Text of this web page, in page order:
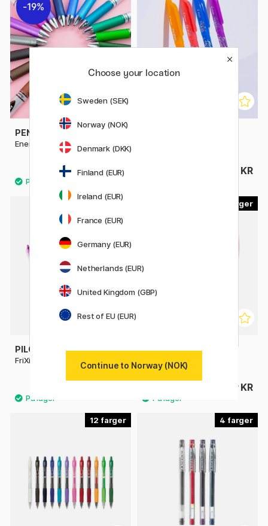
19%
PENTEL
EnerGel BL77 Rollerball 07
39 KR
48 KR 49 KR
PILOT
FriXion Clicker 0.7
PILOT
FriXion Point 0.5
49 KR
12 4
Choose your location
Sweden (SEK)
Norway (NOK)
Denmark (DKK)
Finland (EUR)
Ireland (EUR)
France (EUR)
Germany (EUR)
Netherlands (EUR)
United Kingdom (GBP)
Rest of EU (EUR)
Continue to Norway (NOK)